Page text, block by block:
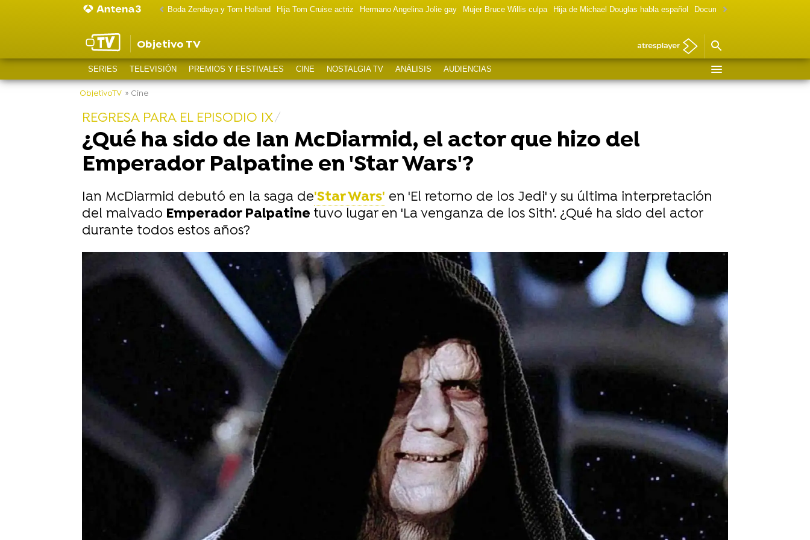
Boda Zendaya y Tom Holland Hija Tom Cruise actriz Hermano Angelina Jolie gay Mujer Bruce Willis culpa Hija de Michael Douglas habla español Documental Las chicas Gilmore
Objetivo TV
SERIES TELEVISIÓN PREMIOS Y FESTIVALES CINE NOSTALGIA TV ANÁLISIS AUDIENCIAS
ObjetivoTV » Cine
REGRESA PARA EL EPISODIO IX
¿Qué ha sido de Ian McDiarmid, el actor que hizo del
Emperador Palpatine en 'Star Wars'?
Ian McDiarmid debutó en la saga de'Star Wars' en 'El retorno de los Jedi' y su última interpretación
del malvado Emperador Palpatine tuvo lugar en 'La venganza de los Sith'. ¿Qué ha sido del actor
durante todos estos años?
-